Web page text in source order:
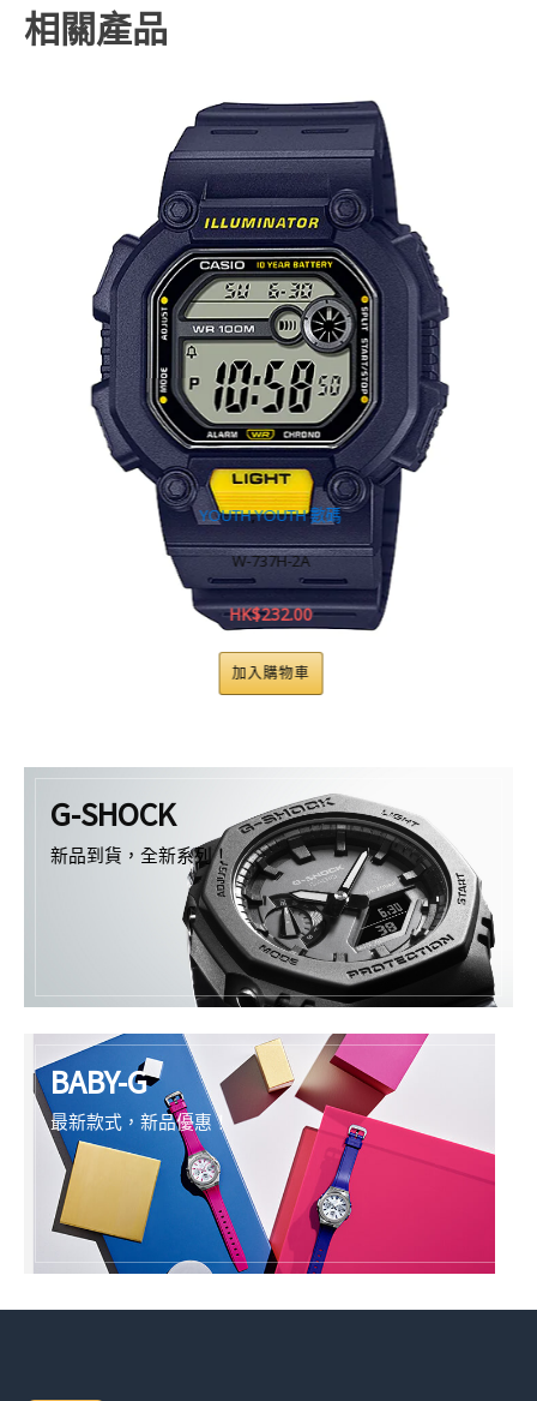
相關產品
YOUTH YOUTH 數碼
W-737H-2A
232.00
加入購物車
G-SHOCK
新品到貨，全新系列！
BABY-G
最新款式，新品優惠！